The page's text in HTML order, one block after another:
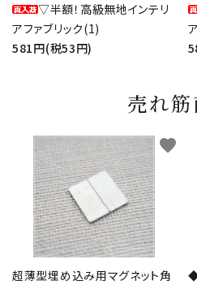
▽半額！高級無地インテリ
アファブリック(1)
581円(税53円)
売れ筋
超薄型埋め込み用マグネット角
favorite